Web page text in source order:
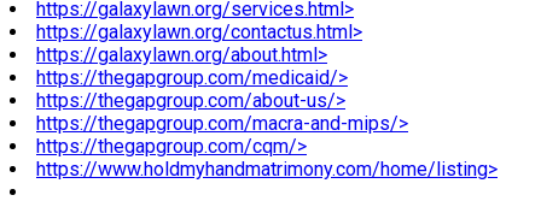
https://galaxylawn.org/services.html>
https://galaxylawn.org/contactus.html>
https://galaxylawn.org/about.html>
https://thegapgroup.com/medicaid/>
https://thegapgroup.com/about-us/>
https://thegapgroup.com/macra-and-mips/>
https://thegapgroup.com/cqm/>
https://www.holdmyhandmatrimony.com/home/listing>